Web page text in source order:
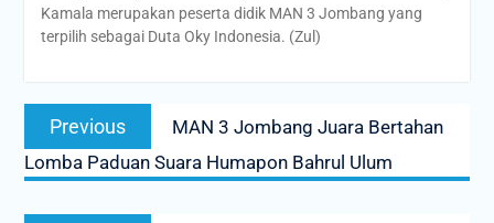
Kamala merupakan peserta didik MAN 3 Jombang yang
terpilih sebagai Duta Oky Indonesia. (Zul)
Post
navigation
Previous
post:
MAN 3 Jombang Juara Bertahan
Lomba Paduan Suara Humapon Bahrul Ulum